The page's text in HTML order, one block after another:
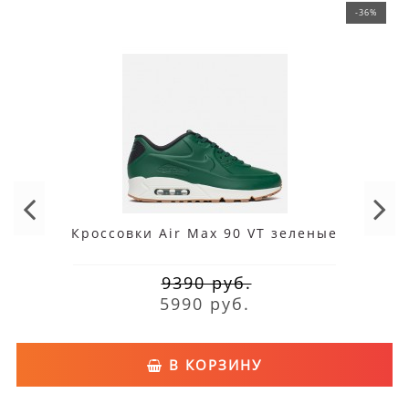
-36%
Кроссовки Air Max 90 VT зеленые
9390 руб.
5990 руб.
В КОРЗИНУ